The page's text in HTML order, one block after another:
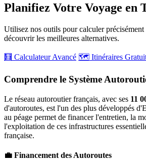
Planifiez Votre Voyage en
Utilisez nos outils pour calculer
découvrir les meilleures alternatives.
🧮 Calculateur Avancé 🗺️ Itinéraires
Comprendre le Système
Le réseau autoroutier français, avec ses 11
d'autoroutes, est l'un des plus développés
au péage permet de financer l'entretien, la
l'exploitation de ces infrastructures
française.
💼 Financement des Autoroutes